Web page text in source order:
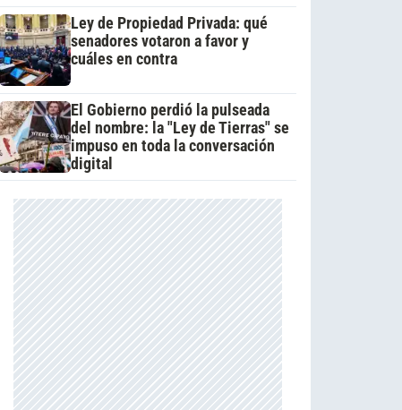
Ley de Propiedad Privada: qué
senadores votaron a favor y
cuáles en contra
El Gobierno perdió la pulseada
del nombre: la "Ley de Tierras" se
impuso en toda la conversación
digital